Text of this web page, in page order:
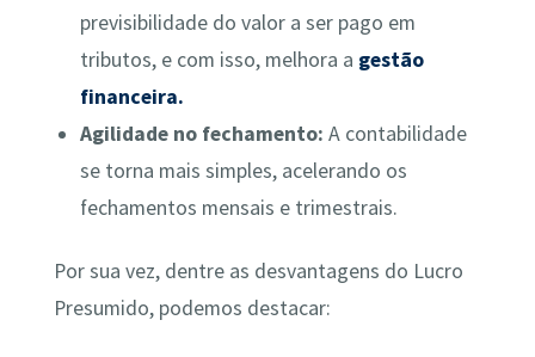
previsibilidade do valor a ser pago em
tributos, e com isso, melhora a gestão
financeira.
Agilidade no fechamento: A contabilidade
se torna mais simples, acelerando os
fechamentos mensais e trimestrais.
Por sua vez, dentre as desvantagens do Lucro
Presumido, podemos destacar: